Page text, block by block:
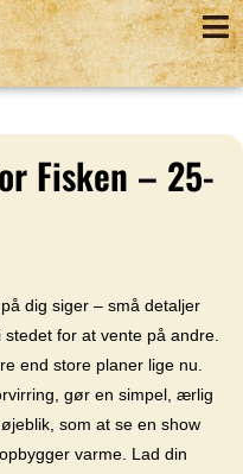
Fisken – 25-
dig siger – små detaljer
stedet for at vente på andre.
end store planer lige nu.
gør en simpel, ærlig
som at se en show
varme. Lad din